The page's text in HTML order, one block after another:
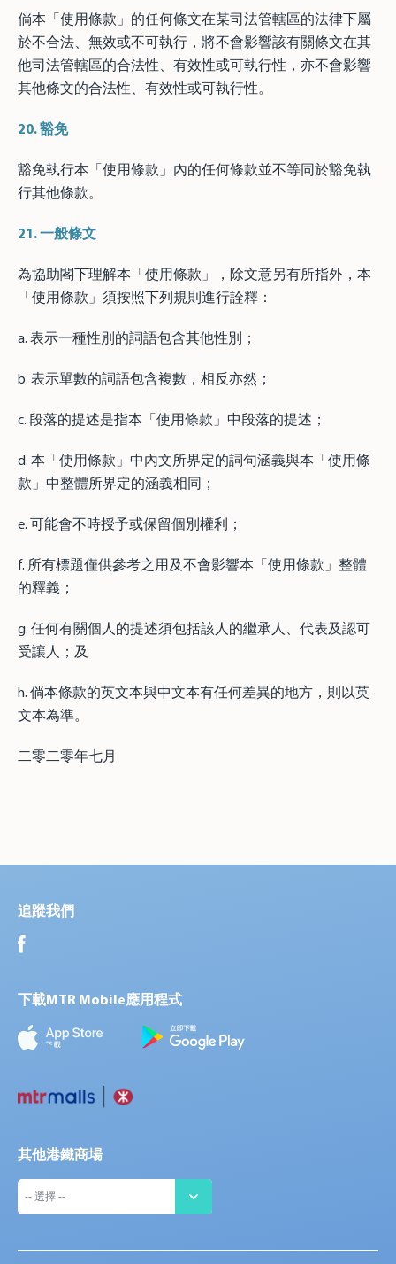
倘本「使用條款」的任何條文在某司法管轄區的法律下屬
於不合法、無效或不可執行，將不會影響該有關條文在其
他司法管轄區的合法性、有效性或可執行性，亦不會影響
其他條文的合法性、有效性或可執行性。
20.豁免
豁免執行本「使用條款」內的任何條款並不等同於豁免執
行其他條款。
21.一般條文
為協助閣下理解本「使用條款」，除文意另有所指外，本
「使用條款」須按照下列規則進行詮釋：
a. 表示一種性別的詞語包含其他性別；
b. 表示單數的詞語包含複數，相反亦然；
c. 段落的提述是指本「使用條款」中段落的提述；
d. 本「使用條款」中內文所界定的詞句涵義與本「使用條
款」中整體所界定的涵義相同；
e. 可能會不時授予或保留個別權利；
f. 所有標題僅供參考之用及不會影響本「使用條款」整體
的釋義；
g. 任何有關個人的提述須包括該人的繼承人、代表及認可
受讓人；及
h. 倘本條款的英文本與中文本有任何差異的地方，則以英
文本為準。
二零二零年七月
追蹤我們
下載MTR Mobile應用程式
其他港鐵商場